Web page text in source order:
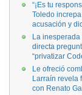
“¡Es tu
Toledo
acusación y
La
directa
“privatizar
Le ofreció
Larraín revela
con Renato